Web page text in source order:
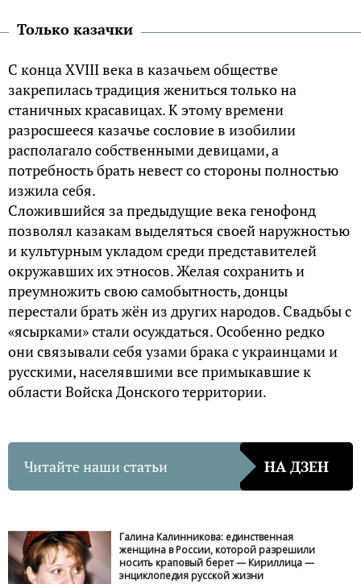
Только казачки
С конца XVIII века в казачьем обществе
закрепилась традиция жениться только на
станичных красавицах. К этому времени
разросшееся казачье сословие в изобилии
располагало собственными девицами, а
потребность брать невест со стороны полностью
изжила себя.
Сложившийся за предыдущие века генофонд
позволял казакам выделяться своей наружностью
и культурным укладом среди представителей
окружавших их этносов. Желая сохранить и
преумножить свою самобытность, донцы
перестали брать жён из других народов. Свадьбы с
«ясырками» стали осуждаться. Особенно редко
они связывали себя узами брака с украинцами и
русскими, населявшими все примыкавшие к
области Войска Донского территории.
Читайте наши статьи НА ДЗЕН
Галина Калинникова: единственная
женщина в России, которой разрешили
носить краповый берет — Кириллица —
энциклопедия русской жизни